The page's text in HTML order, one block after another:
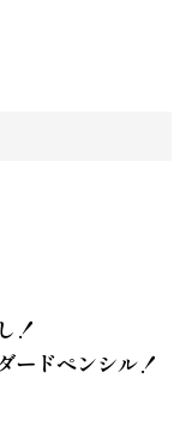
！
ードペンシル！